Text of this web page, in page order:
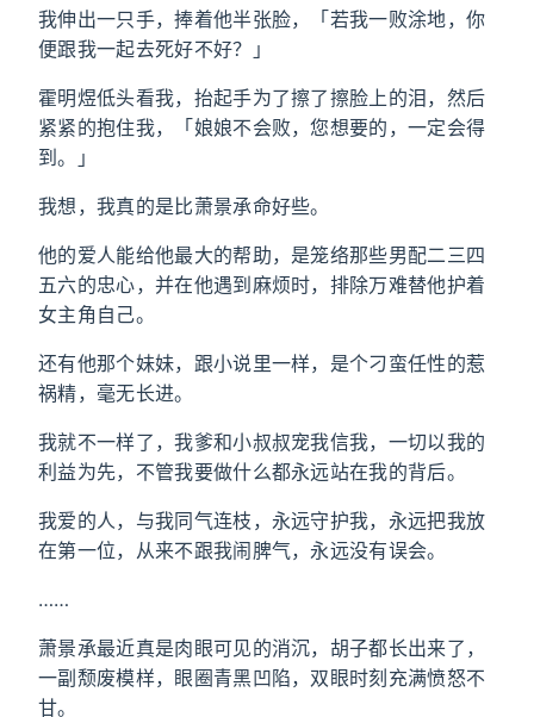
我伸出一只手，捧着他半张脸，「若我一败涂地，你
便跟我一起去死好不好？」
霍明煜低头看我，抬起手为了擦了擦脸上的泪，然后
紧紧的抱住我，「娘娘不会败，您想要的，一定会得
到。」
我想，我真的是比萧景承命好些。
他的爱人能给他最大的帮助，是笼络那些男配二三四
五六的忠心，并在他遇到麻烦时，排除万难替他护着
女主角自己。
还有他那个妹妹，跟小说里一样，是个刁蛮任性的惹
祸精，毫无长进。
我就不一样了，我爹和小叔叔宠我信我，一切以我的
利益为先，不管我要做什么都永远站在我的背后。
我爱的人，与我同气连枝，永远守护我，永远把我放
在第一位，从来不跟我闹脾气，永远没有误会。
……
萧景承最近真是肉眼可见的消沉，胡子都长出来了，
一副颓废模样，眼圈青黑凹陷，双眼时刻充满愤怒不
甘。